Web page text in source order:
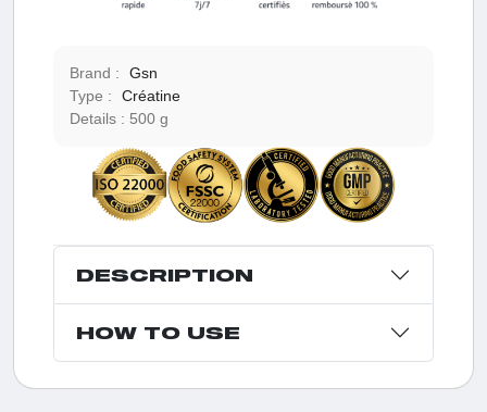
Brand :
Gsn
Type :
Créatine
Details :
500 g
DESCRIPTION
HOW TO USE